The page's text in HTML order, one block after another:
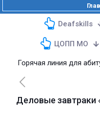
Deafskills
ЦОПП МО
Горячая линия для
Деловые